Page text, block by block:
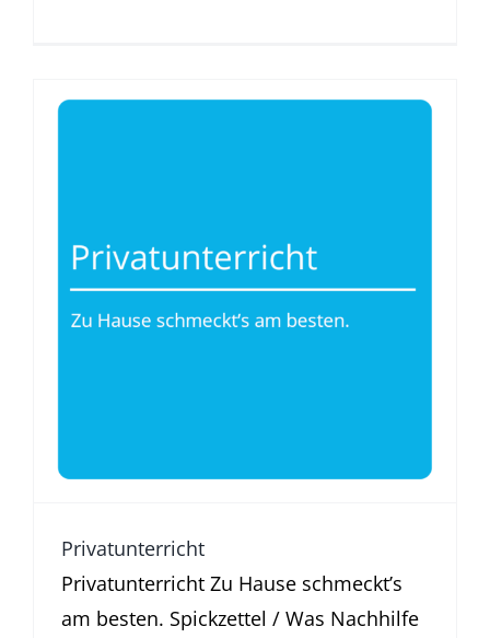
Was Nachhilfe gut macht
Privatunterricht
Privatunterricht Zu Hause schmeckt’s
am besten. Spickzettel / Was Nachhilfe